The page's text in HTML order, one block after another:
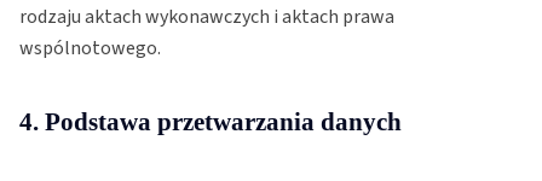
rodzaju aktach wykonawczych i aktach prawa
wspólnotowego.
4. Podstawa przetwarzania danych